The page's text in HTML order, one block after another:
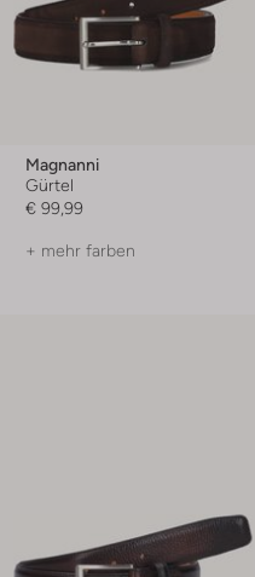
Magnanni
Gürtel
€ 99,99
+ mehr farben